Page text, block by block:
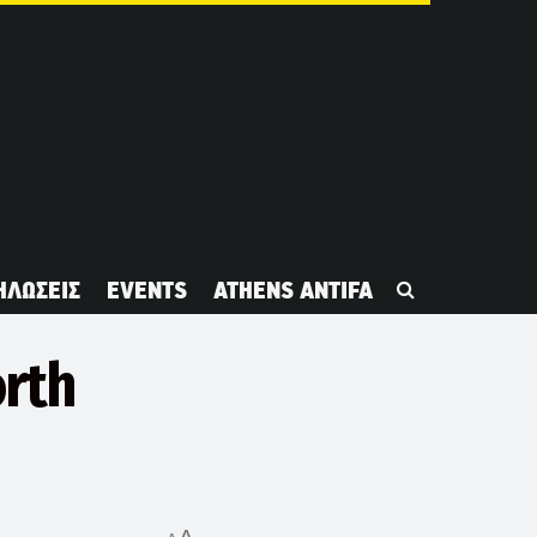
EVENTS ATHENS ANTIFA